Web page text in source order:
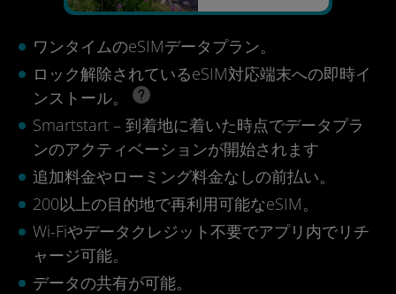
ワンタイムのeSIMデータプラン。
ロック解除されているeSIM対応端末への即時イ
ンストール。
Smartstart – 到着地に着いた時点でデータプラ
ンのアクティベーションが開始されます
追加料金やローミング料金なしの前払い。
200以上の目的地で再利用可能なeSIM。
Wi-Fiやデータクレジット不要でアプリ内でリチ
ャージ可能。
データの共有が可能。